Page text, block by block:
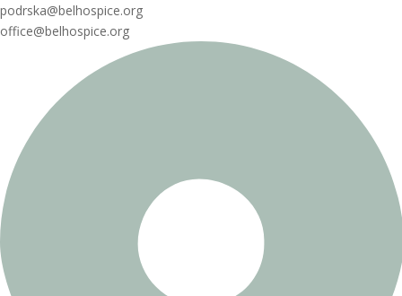
podrska@belhospice.org
office@belhospice.org